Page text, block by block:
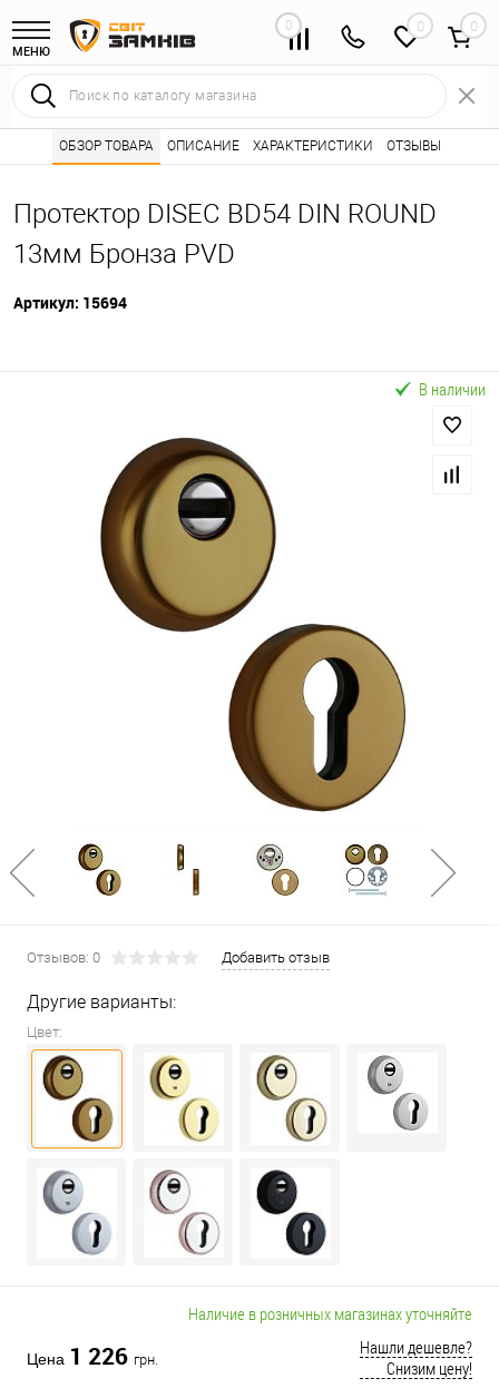
МЕНЮ
0 0
Интернет магазин замков • Каталог товаров ⭐ • Броненакладки
Протектор DISEC BD54 DIN ROUND
13мм Бронза PVD
Артикул: 15694
ОБЗОР ТОВАРА ОПИСАНИЕ ХАРАКТЕРИСТИКИ ОТЗЫВЫ
Отзывов: 0 Добавить отзыв
Другие варианты:
Цвет:
В наличии
Наличие в розничных магазинах уточняйте
Цена 1 226 грн.
Нашли дешевле?
Снизим цену!